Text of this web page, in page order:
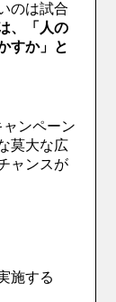
のは試合
、「人の
すか」と
ンペーン
莫大な広
ャンスが
施する